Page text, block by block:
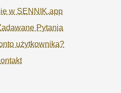
w SENNIK.app
Pytania
użytkownika?